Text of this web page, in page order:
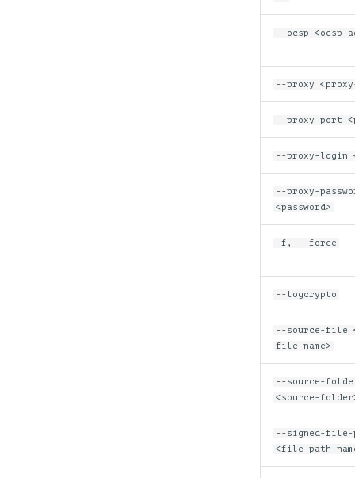
--ocsp <ocsp-
--proxy
--proxy-port
--proxy-login
--proxy-
<password>
-f, --force
--logcrypto
--source-file
file-name>
--source-
<source-
--signed-file-
<file-path-